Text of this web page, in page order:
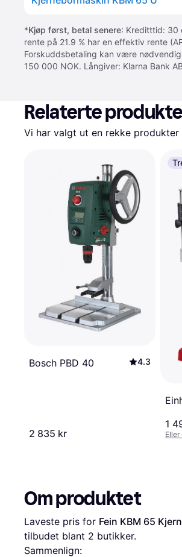
*Kjøp først, betal senere: Kreditttid: 30
rente på 21.9 % har en effektiv rente
Forskuddsbetaling kan være
150 000 NOK. Långiver: Klarna Bank
Relaterte
Vi har valgt ut en rekke produkter
Bosch PBD 40 4.3
2 835 kr
1
Om produktet
Laveste pris for Fein KBM 65
tilbudet blant 2 butikker.
Sammenlign: